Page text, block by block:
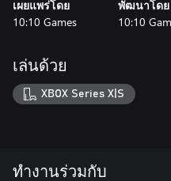
เผยแพร่โดย
10:10 Games
พัฒนาโดย
10:10
เล่นด้วย
XBOX Series X|S
ทำงานร่วมกับ